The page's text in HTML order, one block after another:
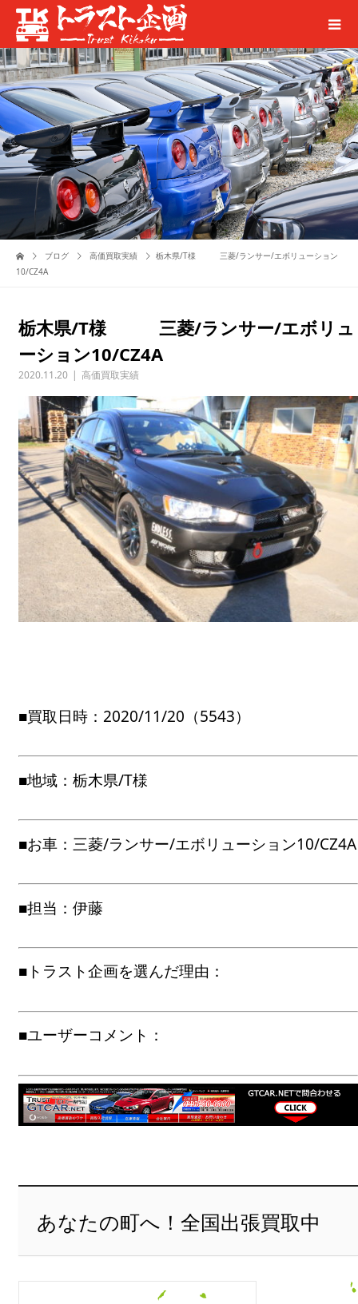
ブログ 高価買取実績
栃木県/T様 三菱/ランサー/エボリューション
10/CZ4A
栃木県/T様 三菱/ランサー/エボリュ
ーション10/CZ4A
2020.11.20 高価買取実績
■買取日時：2020/11/20（5543）
■地域：栃木県/T様
■お車：三菱/ランサー/エボリューション10/CZ4A
■担当：伊藤
■トラスト企画を選んだ理由：
■ユーザーコメント：
あなたの町へ！全国出張買取中